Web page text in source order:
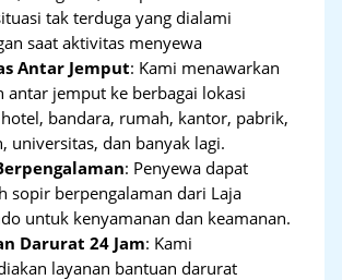
tak terduga yang dialami
saat aktivitas menyewa
Antar Jemput: Kami menawarkan
antar jemput ke berbagai lokasi
bandara, rumah, kantor, pabrik,
universitas, dan banyak lagi.
: Penyewa dapat
sopir berpengalaman dari Laja
untuk kenyamanan dan keamanan.
Darurat 24 Jam: Kami
layanan bantuan darurat